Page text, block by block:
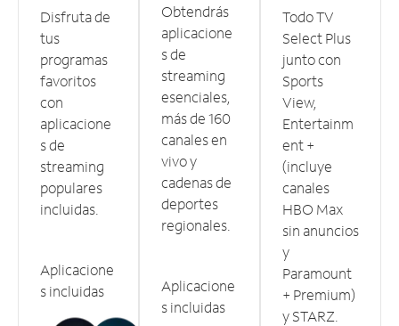
Disfruta de
tus
programas
favoritos
con
aplicacione
s de
streaming
populares
incluidas.
Aplicacione
s incluidas
Obtendrás
aplicacione
s de
streaming
esenciales,
más de 160
canales en
vivo y
cadenas de
deportes
regionales.
Aplicacione
s incluidas
Todo TV
Select Plus
junto con
Sports
View,
Entertainm
ent +
(incluye
canales
HBO Max
sin anuncios
y
Paramount
+ Premium)
y STARZ.